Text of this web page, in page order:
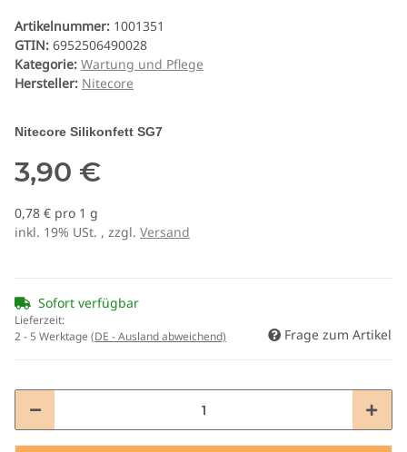
Artikelnummer: 1001351
GTIN: 6952506490028
Kategorie: Wartung und Pflege
Hersteller: Nitecore
Nitecore Silikonfett SG7
3,90 €
0,78 € pro 1 g
inkl. 19% USt. , zzgl. Versand
Sofort verfügbar
Lieferzeit:
2 - 5 Werktage (DE - Ausland abweichend) Frage zum Artikel